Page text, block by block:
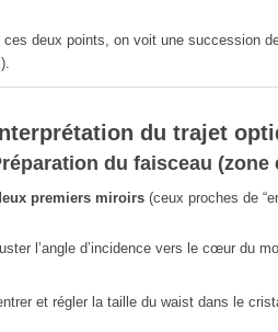
ces deux points, on voit une succession
du trajet
du faisceau (zone
premiers miroirs (ceux proches de
l’angle d’incidence vers le cœur du
et régler la taille du waist dans le